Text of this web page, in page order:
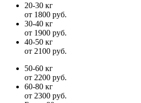
20-30 кг
от 1800 руб.
30-40 кг
от 1900 руб.
40-50 кг
от 2100 руб.
50-60 кг
от 2200 руб.
60-80 кг
от 2300 руб.